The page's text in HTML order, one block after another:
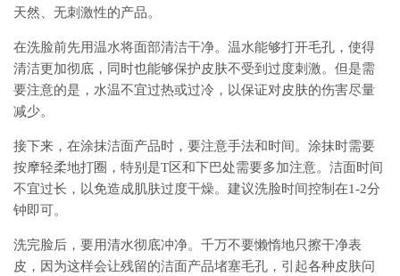
天然、无刺激性的产品。
在洗脸前先用温水将面部清洁干净。温水能够打开毛孔，使得
清洁更加彻底，同时也能够保护皮肤不受到过度刺激。但是需
要注意的是，水温不宜过热或过冷，以保证对皮肤的伤害尽量
减少。
接下来，在涂抹洁面产品时，要注意手法和时间。涂抹时需要
按摩轻柔地打圈，特别是T区和下巴处需要多加注意。洁面时间
不宜过长，以免造成肌肤过度干燥。建议洗脸时间控制在1-2分
钟即可。
洗完脸后，要用清水彻底冲净。千万不要懒惰地只擦干净表
皮，因为这样会让残留的洁面产品堵塞毛孔，引起各种皮肤问